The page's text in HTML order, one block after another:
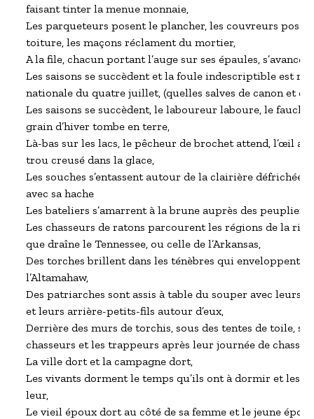
faisant tinter la menue monnaie,
Les parqueteurs posent le plancher, les couvreurs
toiture, les maçons réclament du mortier,
A la file, chacun portant l’auge sur ses épaules, s’avancen
Les saisons se succèdent et la foule indescriptible est
nationale du quatre juillet, (quelles salves de canon et
Les saisons se succèdent, le laboureur laboure, le
grain d’hiver tombe en terre,
Là-bas sur les lacs, le pêcheur de brochet attend, l’œil
trou creusé dans la glace,
Les souches s’entassent autour de la clairière
avec sa hache
Les bateliers s’amarrent à la brune auprès des peupliers
Les chasseurs de ratons parcourent les régions de la
que draîne le Tennessee, ou celle de l’Arkansas,
Des torches brillent dans les ténèbres qui enveloppent
l’Altamahaw,
Des patriarches sont assis à table du souper avec leurs
et leurs arrière-petits-fils autour d’eux,
Derrière des murs de torchis, sous des tentes de toile,
chasseurs et les trappeurs après leur journée de chasse,
La ville dort et la campagne dort,
Les vivants dorment le temps qu’ils ont à dormir et les
leur,
Le vieil époux dort au côté de sa femme et le jeune